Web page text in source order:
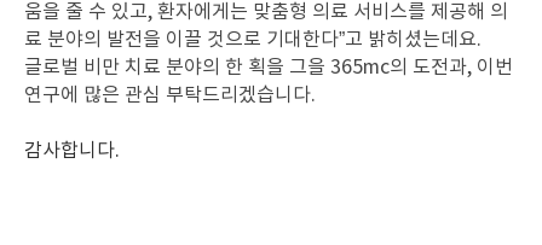
움을 줄 수 있고, 환자에게는 맞춤형 의료 서비스를 제공해 의
료 분야의 발전을 이끌 것으로 기대한다”고 밝히셨는데요.
글로벌 비만 치료 분야의 한 획을 그을 365mc의 도전과, 이번
연구에 많은 관심 부탁드리겠습니다.
감사합니다.